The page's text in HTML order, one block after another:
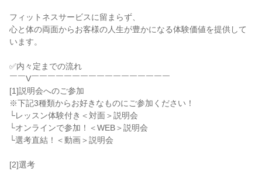
フィットネスサービスに留まらず、
心と体の両面からお客様の人生が豊かになる体験価値を提供して
います。
✅内々定までの流れ
￣￣V￣￣￣￣￣￣￣￣￣￣￣￣￣￣￣￣￣
[1]説明会へのご参加
※下記3種類からお好きなものにご参加ください！
└レッスン体験付き＜対面＞説明会
└オンラインで参加！＜WEB＞説明会
└選考直結！＜動画＞説明会
[2]選考